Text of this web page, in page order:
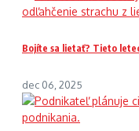
Bojíte sa lietať? Tieto
dec 06, 2025